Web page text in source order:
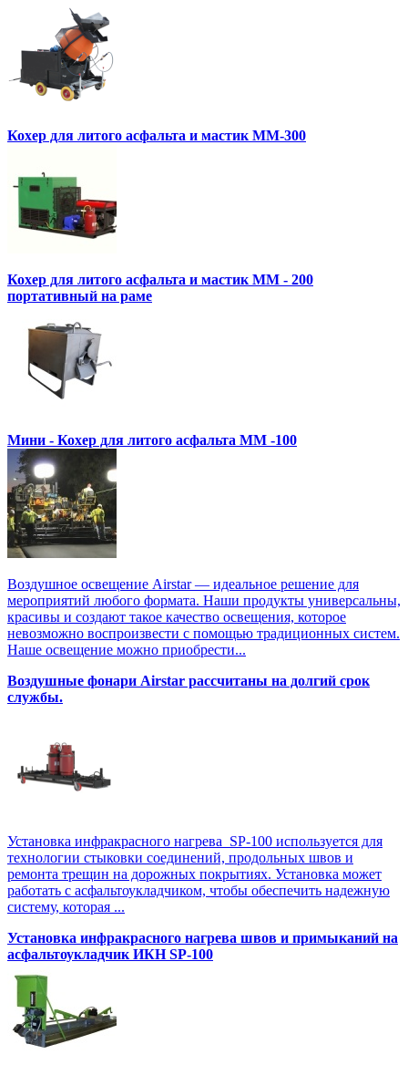
Кохер для литого асфальта и мастик MM-300
Кохер для литого асфальта и мастик MM - 200
портативный на раме
Мини - Кохер для литого асфальта MM -100
Воздушное освещение Airstar — идеальное решение для
мероприятий любого формата. Наши продукты универсальны,
красивы и создают такое качество освещения, которое
невозможно воспроизвести с помощью традиционных систем.
Наше освещение можно приобрести...
Воздушные фонари Airstar рассчитаны на долгий срок
службы.
Установка инфракрасного нагрева SP-100 используется для
технологии стыковки соединений, продольных швов и
ремонта трещин на дорожных покрытиях. Установка может
работать с асфальтоукладчиком, чтобы обеспечить надежную
систему, которая ...
Установка инфракрасного нагрева швов и примыканий на
асфальтоукладчик ИКН SP-100